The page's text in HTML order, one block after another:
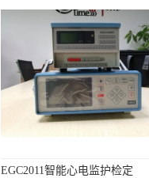
EGC2011智能心电监护检定